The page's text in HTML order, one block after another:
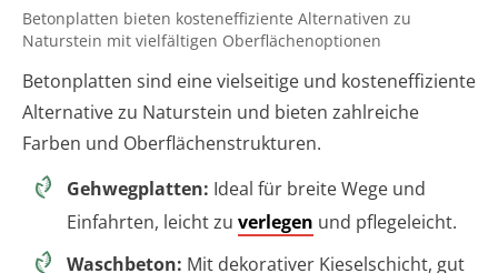
Betonplatten bieten kosteneffiziente Alternativen zu
Naturstein mit vielfältigen Oberflächenoptionen
Betonplatten sind eine vielseitige und kosteneffiziente
Alternative zu Naturstein und bieten zahlreiche
Farben und Oberflächenstrukturen.
Gehwegplatten: Ideal für breite Wege und
Einfahrten, leicht zu verlegen und pflegeleicht.
Waschbeton: Mit dekorativer Kieselschicht, gut